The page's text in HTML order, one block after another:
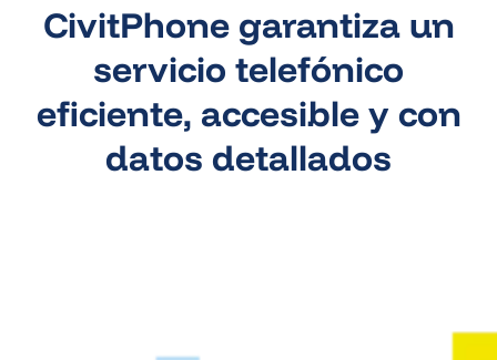
CivitPhone garantiza un
servicio telefónico
eficiente, accesible y con
datos detallados